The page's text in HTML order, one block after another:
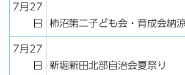
7月27
日
柿沼第二子ども会・育成会納
7月27
日
新堀新田北部自治会夏祭り